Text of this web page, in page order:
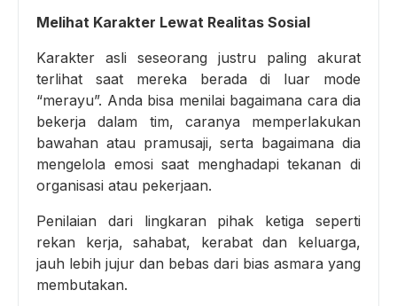
Melihat Karakter Lewat Realitas Sosial
Karakter asli seseorang justru paling akurat
terlihat saat mereka berada di luar mode
“merayu”. Anda bisa menilai bagaimana cara dia
bekerja dalam tim, caranya memperlakukan
bawahan atau pramusaji, serta bagaimana dia
mengelola emosi saat menghadapi tekanan di
organisasi atau pekerjaan.
Penilaian dari lingkaran pihak ketiga seperti
rekan kerja, sahabat, kerabat dan keluarga,
jauh lebih jujur dan bebas dari bias asmara yang
membutakan.